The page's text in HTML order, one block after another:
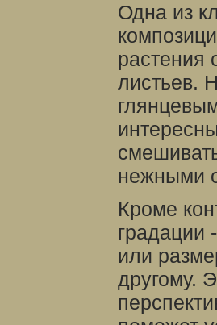
Одна из
растения
листьев.
нежными
Кроме
градации
или
другому.